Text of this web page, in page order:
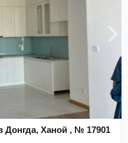
Донгда, Ханой , № 17901